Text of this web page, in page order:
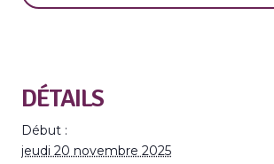
DÉTAILS
Début :
jeudi 20 novembre 2025